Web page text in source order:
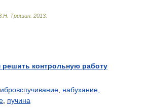
Тришин 2013
контрольную работу
набухание
пучина